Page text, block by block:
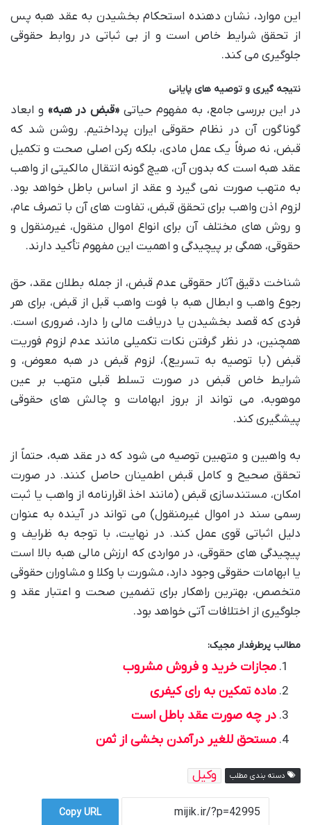
این موارد، نشان دهنده استحکام بخشیدن به عقد هبه پس
از تحقق شرایط خاص است و از بی ثباتی در روابط حقوقی
جلوگیری می کند.
نتیجه گیری و توصیه های پایانی
در این بررسی جامع، به مفهوم حیاتی «قبض در هبه» و ابعاد
گوناگون آن در نظام حقوقی ایران پرداختیم. روشن شد که
قبض، نه صرفاً یک عمل مادی، بلکه رکن اصلی صحت و تکمیل
عقد هبه است که بدون آن، هیچ گونه انتقال مالکیتی از واهب
به متهب صورت نمی گیرد و عقد از اساس باطل خواهد بود.
لزوم اذن واهب برای تحقق قبض، تفاوت های آن با تصرف عام،
و روش های مختلف آن برای انواع اموال منقول، غیرمنقول و
حقوقی، همگی بر پیچیدگی و اهمیت این مفهوم تأکید دارند.
شناخت دقیق آثار حقوقی عدم قبض، از جمله بطلان عقد، حق
رجوع واهب و ابطال هبه با فوت واهب قبل از قبض، برای هر
فردی که قصد بخشیدن یا دریافت مالی را دارد، ضروری است.
همچنین، در نظر گرفتن نکات تکمیلی مانند عدم لزوم فوریت
قبض (با توصیه به تسریع)، لزوم قبض در هبه معوض، و
شرایط خاص قبض در صورت تسلط قبلی متهب بر عین
موهوبه، می تواند از بروز ابهامات و چالش های حقوقی
پیشگیری کند.
به واهبین و متهبین توصیه می شود که در عقد هبه، حتماً از
تحقق صحیح و کامل قبض اطمینان حاصل کنند. در صورت
امکان، مستندسازی قبض (مانند اخذ اقرارنامه از واهب یا ثبت
رسمی سند در اموال غیرمنقول) می تواند در آینده به عنوان
دلیل اثباتی قوی عمل کند. در نهایت، با توجه به ظرایف و
پیچیدگی های حقوقی، در مواردی که ارزش مالی هبه بالا است
یا ابهامات حقوقی وجود دارد، مشورت با وکلا و مشاوران حقوقی
متخصص، بهترین راهکار برای تضمین صحت و اعتبار عقد و
جلوگیری از اختلافات آتی خواهد بود.
مطالب پرطرفدار مجیک:
مجازات خرید و فروش مشروب
ماده تمکین به رای کیفری
در چه صورت عقد باطل است
مستحق للغیر درآمدن بخشی از ثمن
دسته بندی مطلب وکیل
Copy URL